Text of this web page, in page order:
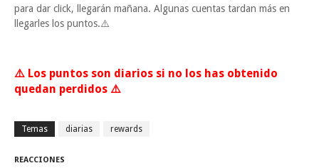
para dar click, llegarán mañana. Algunas cuentas tardan más en
llegarles los puntos.⚠️
⚠️ Los puntos son diarios si no los has obtenido
quedan perdidos ⚠️
Temas diarias rewards
REACCIONES